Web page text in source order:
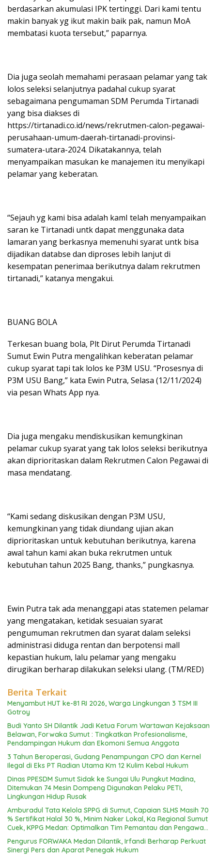
berdasarkan akumulasi IPK tertinggi. Dari kami tentu
makin banyak yg ikut makin baik pak, namun MoA
membatasi kuota tersebut,” paparnya.
Dia juga seolah memahami perasaan pelamar yang tak
lolos seleksi selanjutnya padahal cukup syarat
sebagaimana pengumaman SDM Perumda Tirtanadi
yang bisa diakses di
https://tirtanadi.co.id/news/rekrutmen-calon-pegawai-
perusahaan-umum-daerah-tirtanadi-provinsi-
sumatera-utara-2024. Dikatakannya, telah
menyampaikan masukan ke manajemen itu menyikapi
pelamar yang keberatan.
“Sejauh yg kami bisa adalah kamI telah menyampaikan
saran ke Tirtanadi untk dapat menggunaka data
lamaran yang berkasnya memenuhi syarat untk bisa
dijadikan databse dan diproses lebih lanjut di
kesempatan penerimaa berikutnya dalam rekrutmen
tirtanadi,” katanya mengakui.
BUANG BOLA
Terkesan buang bola, Plt Dirut Perumda Tirtanadi
Sumut Ewin Putra mengalihkan keberatan pelamar
cukup syarat tapi tak lolos ke P3M USU. “Prosesnya di
P3M USU Bang,” kata Ewin Putra, Selasa (12/11/2024)
via pesan Whats App nya.
Dia juga mengaku mendiskusikan kemungkinan
pelamar cukup syarat yang tak lolos seleksi berikutnya
akan diprioritaskan dalam Rekrutmen Calon Pegawai di
masa mendatang.
“Kami sedang diskusikan dengan P3M USU,
kemungkinan yang tidak diundang ujian akan
diprioritaskan untuk kebutuhan berikutnya, karena
awal tahun kami akan buka rekrutmen untuk
kebutuhan tahun 2025 Bang, thanks,” pungkasnya.
Ewin Putra tak ada menanggapi atas statemen pelamar
yang mengatakan, ketidak sesuaian syarat
pengumuman rekrutmen dan syarat dalam seleksi
administrasi diduga rentan dan berpotensi mall
kepastian hukum, lalu pelamar yang mengaku
dirugikan berharap dilakukan seleksi ulang. (TM/RED)
Berita Terkait
Menyambut HUT ke-81 RI 2026, Warga Lingkungan 3 TSM III
Gotroy
Budi Yanto SH Dilantik Jadi Ketua Forum Wartawan Kejaksaan
Belawan, Forwaka Sumut : Tingkatkan Profesionalisme,
Pendampingan Hukum dan Ekomoni Semua Anggota
3 Tahun Beroperasi, Gudang Penampungan CPO dan Kernel
Ilegal di Eks PT Radian Utama Km 12 Kulim Kebal Hukum
Dinas PPESDM Sumut Sidak ke Sungai Ulu Pungkut Madina,
Ditemukan 74 Mesin Dompeng Digunakan Pelaku PETI,
Lingkungan Hidup Rusak
Amburadul Tata Kelola SPPG di Sumut, Capaian SLHS Masih 70
% Sertifikat Halal 30 %, Minim Naker Lokal, Ka Regional Sumut
Cuek, KPPG Medan: Optimalkan Tim Pemantau dan Pengawas
Pengurus FORWAKA Medan Dilantik, Irfandi Berharap Perkuat
Sinergi Pers dan Aparat Penegak Hukum